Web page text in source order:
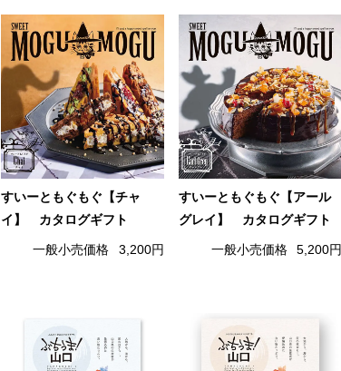
すいーともぐもぐ【チャ
イ】 カタログギフト
一般小売価格 3,200円
すいーともぐもぐ【アール
グレイ】 カタログギフト
一般小売価格 5,200円